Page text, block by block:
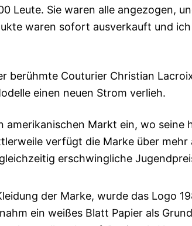
Leute. Sie waren alle angezogen,
waren sofort ausverkauft und
berühmte Couturier Christian
einen neuen Strom verlieh.
amerikanischen Markt ein, wo seine
verfügt die Marke über
erschwingliche
der Marke, wurde das Logo
ein weißes Blatt Papier als